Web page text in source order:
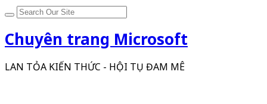
Chuyên trang Microsoft
LAN TỎA KIẾN THỨC - HỘI TỤ ĐAM MÊ